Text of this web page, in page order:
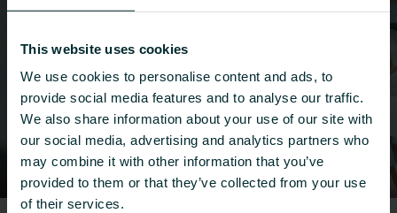
This website uses cookies
We use cookies to personalise content and ads, to
provide social media features and to analyse our traffic.
We also share information about your use of our site with
our social media, advertising and analytics partners who
may combine it with other information that you’ve
provided to them or that they’ve collected from your use
of their services.